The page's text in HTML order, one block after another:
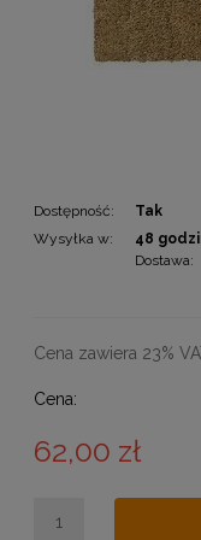
Dostępność:
Tak
Wysyłka w:
48
Dostawa:
Cena nie
Cena zawiera 23%
Cena:
62,00 zł